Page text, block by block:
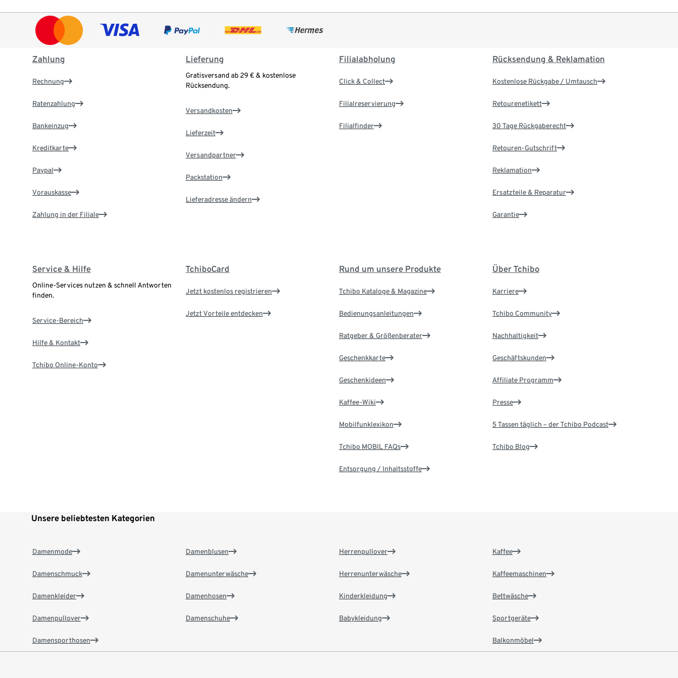
Zahlung
Rechnung
Ratenzahlung
Bankeinzug
Kreditkarte
Paypal
Vorauskasse
Zahlung in der Filiale
Lieferung
Gratisversand ab 29 € & kostenlose
Rücksendung.
Versandkosten
Lieferzeit
Versandpartner
Packstation
Lieferadresse ändern
Filialabholung
Click & Collect
Filialreservierung
Filialfinder
Rücksendung & Reklamation
Kostenlose Rückgabe / Umtausch
Retourenetikett
30 Tage Rückgaberecht
Retouren-Gutschrift
Reklamation
Ersatzteile & Reparatur
Garantie
Service & Hilfe
Online-Services nutzen & schnell Antworten
finden.
Service-Bereich
Hilfe & Kontakt
Tchibo Online-Konto
TchiboCard
Jetzt kostenlos registrieren
Jetzt Vorteile entdecken
Rund um unsere Produkte
Tchibo Kataloge & Magazine
Bedienungsanleitungen
Ratgeber & Größenberater
Geschenkkarte
Geschenkideen
Kaffee-Wiki
Mobilfunklexikon
Tchibo MOBIL FAQs
Entsorgung / Inhaltsstoffe
Über Tchibo
Karriere
Tchibo Community
Nachhaltigkeit
Geschäftskunden
Affiliate Programm
Presse
5 Tassen täglich – der Tchibo Podcast
Tchibo Blog
Unsere beliebtesten Kategorien
Damenmode
Damenschmuck
Damenkleider
Damenpullover
Damensporthosen
Damenblusen
Damenunterwäsche
Damenhosen
Damenschuhe
Herrenpullover
Herrenunterwäsche
Kinderkleidung
Babykleidung
Kaffee
Kaffeemaschinen
Bettwäsche
Sportgeräte
Balkonmöbel